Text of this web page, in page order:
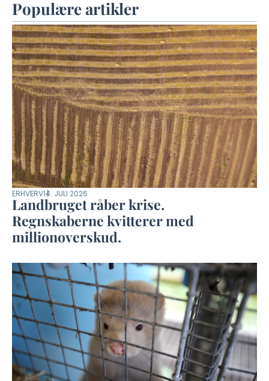
Populære artikler
ERHVERV14. JULI 2026
Landbruget råber krise.
Regnskaberne kvitterer med
millionoverskud.